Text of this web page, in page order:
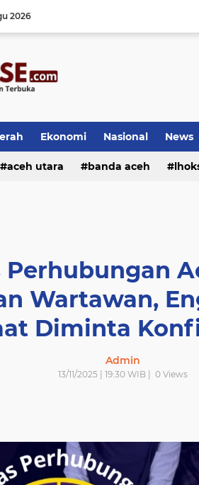
2026
Ekonomi Nasional News
aceh utara banda aceh
Perhubungan
Wartawan,
Diminta
Admin
13/11/2025 | 19:30 WIB | 0Views